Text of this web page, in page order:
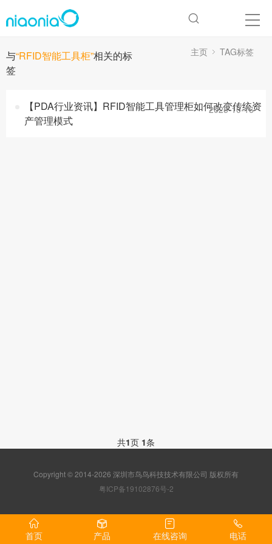
与“RFID智能工具柜”相关的标
签
主页 TAG标签
【PDA行业资讯】RFID智能工具管理柜如何改变传统资
产管理模式
2025-10-16
共1页 1条
Copyright © 2014-2026 深圳市鸟鸟科技技术有限公司 版权所有
粤ICP备19102876号-2
首页 产品 在线咨询 电话